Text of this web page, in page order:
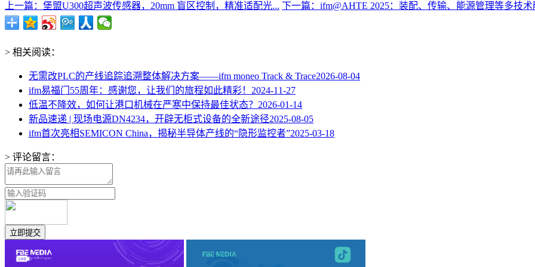
上一篇：堡盟U300超声波传感器，20mm 盲区控制，精准适配光... 下一篇：ifm@AHTE 2025：装配、传输、能源管理等多技术
> 相关阅读：
无需改PLC的产线追踪追溯整体解决方案——ifm moneo Track & Trace2026-08-04
ifm易福门55周年：感谢您，让我们的旅程如此精彩！ 2024-11-27
低温不降效，如何让港口机械在严寒中保持最佳状态？ 2026-01-14
新品速递 | 现场电源DN4234，开辟无柜式设备的全新途径2025-08-05
ifm首次亮相SEMICON China，揭秘半导体产线的“隐形监控者”2025-03-18
> 评论留言：